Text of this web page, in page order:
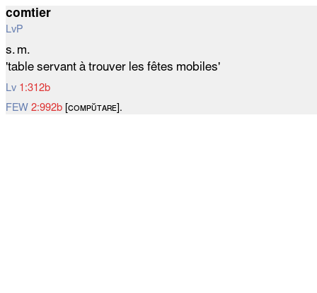
comtier
LvP
s. m.
'table servant à trouver les fêtes mobiles'
Lv 1:312b
FEW 2:992b [ᴄᴏᴍᴘᴜ̆ᴛᴀʀᴇ].